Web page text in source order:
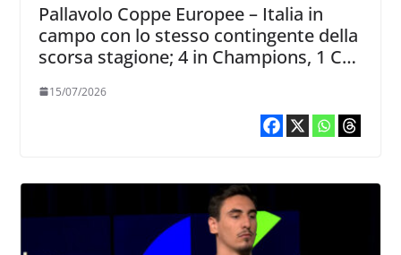
Pallavolo Coppe Europee – Italia in
campo con lo stesso contingente della
scorsa stagione; 4 in Champions, 1 Cev
15/07/2026